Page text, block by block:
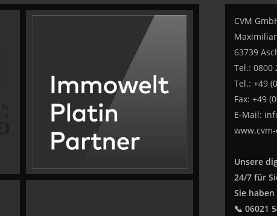
CVM
63739
Tel.: 0800
Tel.: +49
Fax: +49
E-Mail:
Unsere
24/7 für
Sie haben
📞 06021